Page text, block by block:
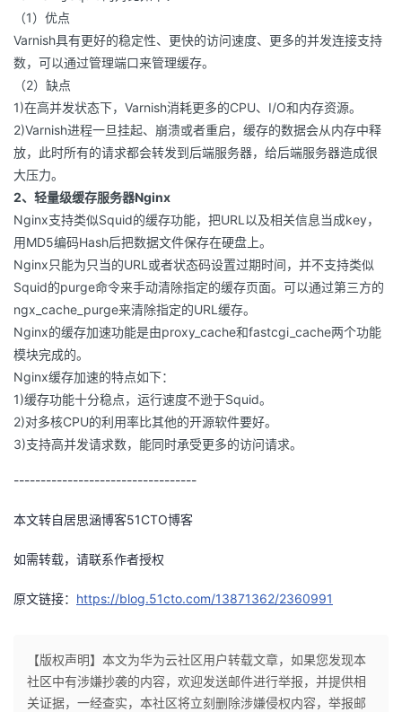
（1）优点
Varnish具有更好的稳定性、更快的访问速度、更多的并发连接支持
数，可以通过管理端口来管理缓存。
（2）缺点
1)在高并发状态下，Varnish消耗更多的CPU、I/O和内存资源。
2)Varnish进程一旦挂起、崩溃或者重启，缓存的数据会从内存中释
放，此时所有的请求都会转发到后端服务器，给后端服务器造成很
大压力。
2、轻量级缓存服务器Nginx
Nginx支持类似Squid的缓存功能，把URL以及相关信息当成key，
用MD5编码Hash后把数据文件保存在硬盘上。
Nginx只能为只当的URL或者状态码设置过期时间，并不支持类似
Squid的purge命令来手动清除指定的缓存页面。可以通过第三方的
ngx_cache_purge来清除指定的URL缓存。
Nginx的缓存加速功能是由proxy_cache和fastcgi_cache两个功能
模块完成的。
Nginx缓存加速的特点如下：
1)缓存功能十分稳点，运行速度不逊于Squid。
2)对多核CPU的利用率比其他的开源软件要好。
3)支持高并发请求数，能同时承受更多的访问请求。
----------------------------------
本文转自居思涵博客51CTO博客
如需转载，请联系作者授权
原文链接： https://blog.51cto.com/13871362/2360991
【版权声明】本文为华为云社区用户转载文章，如果您发现本
社区中有涉嫌抄袭的内容，欢迎发送邮件进行举报，并提供相
关证据，一经查实，本社区将立刻删除涉嫌侵权内容，举报邮